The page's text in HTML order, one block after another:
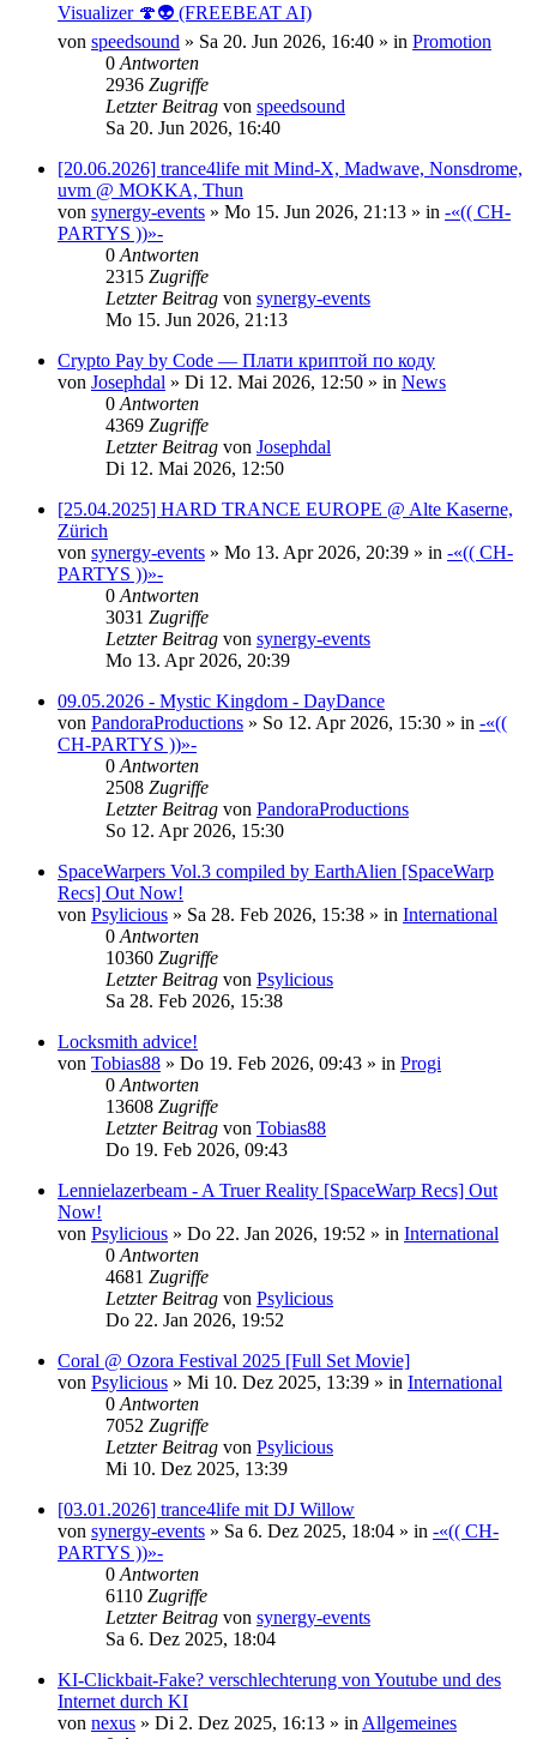
Visualizer 🍄👽 (FREEBEAT AI)
von speedsound » Sa 20. Jun 2026, 16:40 » in Promotion
0 Antworten
2936 Zugriffe
Letzter Beitrag von speedsound
Sa 20. Jun 2026, 16:40
[20.06.2026] trance4life mit Mind-X, Madwave, Nonsdrome,
uvm @ MOKKA, Thun
von synergy-events » Mo 15. Jun 2026, 21:13 » in -«(( CH-
PARTYS ))»-
0 Antworten
2315 Zugriffe
Letzter Beitrag von synergy-events
Mo 15. Jun 2026, 21:13
Crypto Pay by Code — Плати криптой по коду
von Josephdal » Di 12. Mai 2026, 12:50 » in News
0 Antworten
4369 Zugriffe
Letzter Beitrag von Josephdal
Di 12. Mai 2026, 12:50
[25.04.2025] HARD TRANCE EUROPE @ Alte Kaserne,
Zürich
von synergy-events » Mo 13. Apr 2026, 20:39 » in -«(( CH-
PARTYS ))»-
0 Antworten
3031 Zugriffe
Letzter Beitrag von synergy-events
Mo 13. Apr 2026, 20:39
09.05.2026 - Mystic Kingdom - DayDance
von PandoraProductions » So 12. Apr 2026, 15:30 » in -«((
CH-PARTYS ))»-
0 Antworten
2508 Zugriffe
Letzter Beitrag von PandoraProductions
So 12. Apr 2026, 15:30
SpaceWarpers Vol.3 compiled by EarthAlien [SpaceWarp
Recs] Out Now!
von Psylicious » Sa 28. Feb 2026, 15:38 » in International
0 Antworten
10360 Zugriffe
Letzter Beitrag von Psylicious
Sa 28. Feb 2026, 15:38
Locksmith advice!
von Tobias88 » Do 19. Feb 2026, 09:43 » in Progi
0 Antworten
13608 Zugriffe
Letzter Beitrag von Tobias88
Do 19. Feb 2026, 09:43
Lennielazerbeam - A Truer Reality [SpaceWarp Recs] Out
Now!
von Psylicious » Do 22. Jan 2026, 19:52 » in International
0 Antworten
4681 Zugriffe
Letzter Beitrag von Psylicious
Do 22. Jan 2026, 19:52
Coral @ Ozora Festival 2025 [Full Set Movie]
von Psylicious » Mi 10. Dez 2025, 13:39 » in International
0 Antworten
7052 Zugriffe
Letzter Beitrag von Psylicious
Mi 10. Dez 2025, 13:39
[03.01.2026] trance4life mit DJ Willow
von synergy-events » Sa 6. Dez 2025, 18:04 » in -«(( CH-
PARTYS ))»-
0 Antworten
6110 Zugriffe
Letzter Beitrag von synergy-events
Sa 6. Dez 2025, 18:04
KI-Clickbait-Fake? verschlechterung von Youtube und des
Internet durch KI
von nexus » Di 2. Dez 2025, 16:13 » in Allgemeines